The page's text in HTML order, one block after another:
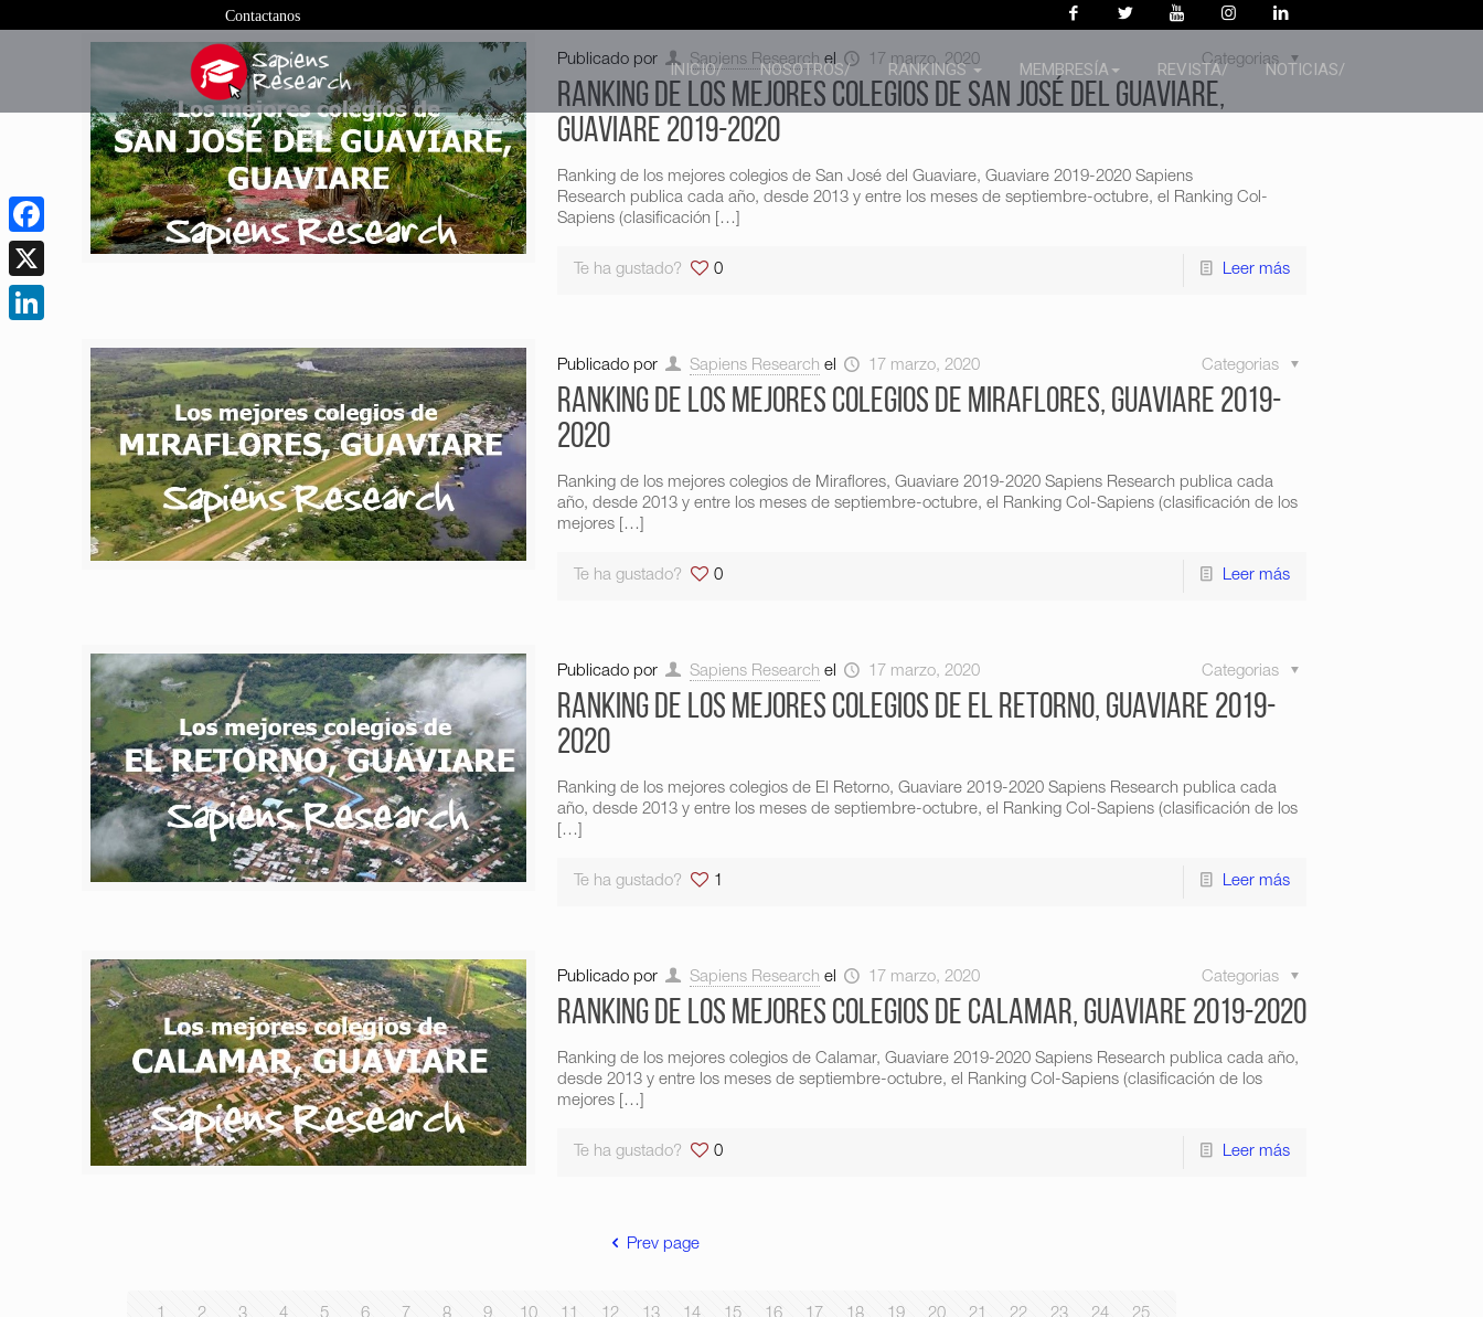
Contactanos
INICIO/ NOSOTROS/ RANKINGS MEMBRESÍA REVISTA/ NOTICIAS/
Publicado por Sapiens Research el 17 marzo, 2020 Categorias
Ranking de los mejores colegios de San José del Guaviare,
Guaviare 2019-2020
Ranking de los mejores colegios de San José del Guaviare, Guaviare 2019-2020 Sapiens
Research publica cada año, desde 2013 y entre los meses de septiembre-octubre, el Ranking Col-
Sapiens (clasificación[…]
Te ha gustado? 0 Leer más
Publicado por Sapiens Research el 17 marzo, 2020 Categorias
Ranking de los mejores colegios de Miraflores, Guaviare 2019-
2020
Ranking de los mejores colegios de Miraflores, Guaviare 2019-2020 Sapiens Research publica cada
año, desde 2013 y entre los meses de septiembre-octubre, el Ranking Col-Sapiens (clasificación de los
mejores[…]
Te ha gustado? 0 Leer más
Publicado por Sapiens Research el 17 marzo, 2020 Categorias
Ranking de los mejores colegios de El Retorno, Guaviare 2019-
2020
Ranking de los mejores colegios de El Retorno, Guaviare 2019-2020 Sapiens Research publica cada
año, desde 2013 y entre los meses de septiembre-octubre, el Ranking Col-Sapiens (clasificación de los
[…]
Te ha gustado? 1 Leer más
Publicado por Sapiens Research el 17 marzo, 2020 Categorias
Ranking de los mejores colegios de Calamar, Guaviare 2019-2020
Ranking de los mejores colegios de Calamar, Guaviare 2019-2020 Sapiens Research publica cada año,
desde 2013 y entre los meses de septiembre-octubre, el Ranking Col-Sapiens (clasificación de los
mejores[…]
Te ha gustado? 0 Leer más
Prev page
Facebook
X